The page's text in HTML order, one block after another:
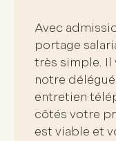
Avec
portage
très simple. Il
notre
entretien
côtés votre
est viable et